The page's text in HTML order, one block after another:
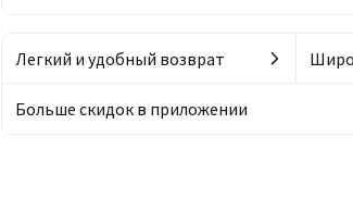
Легкий и удобный возврат
Больше скидок в приложении